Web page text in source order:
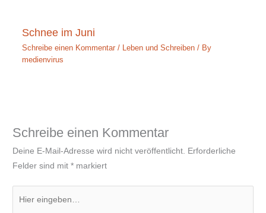
Schnee im Juni
Schreibe einen Kommentar / Leben und Schreiben/ By
medienvirus
Schreibe einen Kommentar
Deine E-Mail-Adresse wird nicht veröffentlicht. Erforderliche
Felder sind mit* markiert